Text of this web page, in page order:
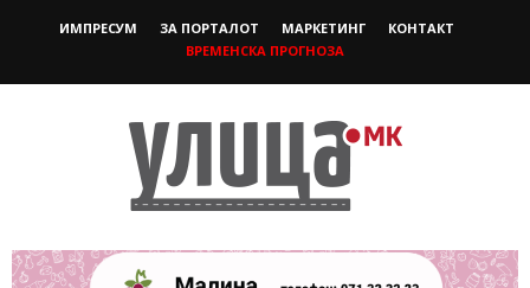
ИМПРЕСУМ ЗА ПОРТАЛОТ МАРКЕТИНГ
КОНТАКТ
ВРЕМЕНСКА ПРОГНОЗА